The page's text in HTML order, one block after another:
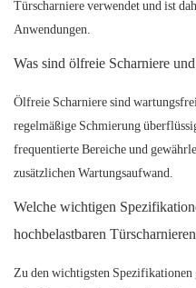
Türscharniere verwendet und ist
Anwendungen.
Was sind ölfreie Scharniere
Ölfreie Scharniere sind
regelmäßige Schmierung
frequentierte Bereiche und
zusätzlichen Wartungsaufwand.
Welche wichtigen
hochbelastbaren
Zu den wichtigsten